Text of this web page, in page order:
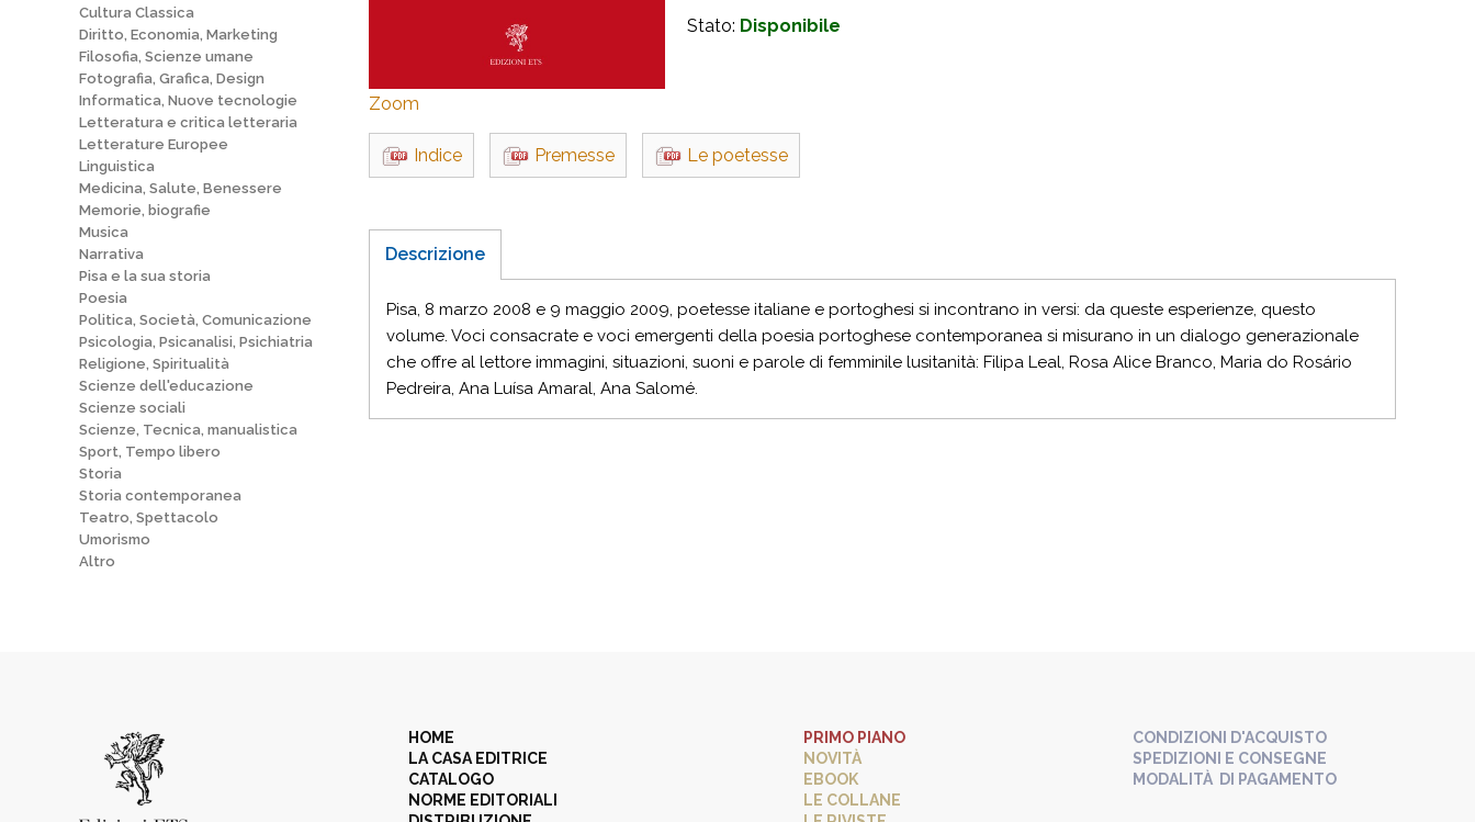
Cultura Classica
Diritto, Economia, Marketing
Filosofia, Scienze umane
Fotografia, Grafica, Design
Informatica, Nuove tecnologie
Letteratura e critica letteraria
Letterature Europee
Linguistica
Medicina, Salute, Benessere
Memorie, biografie
Musica
Narrativa
Pisa e la sua storia
Poesia
Politica, Società, Comunicazione
Psicologia, Psicanalisi, Psichiatria
Religione, Spiritualità
Scienze dell'educazione
Scienze sociali
Scienze, Tecnica, manualistica
Sport, Tempo libero
Storia
Storia contemporanea
Teatro, Spettacolo
Umorismo
Altro
Zoom
Stato: Disponibile
Indice Premesse Le poetesse
Descrizione
Pisa, 8 marzo 2008 e 9 maggio 2009, poetesse italiane e portoghesi si incontrano in versi: da queste esperienze, questo
volume. Voci consacrate e voci emergenti della poesia portoghese contemporanea si misurano in un dialogo generazionale
che offre al lettore immagini, situazioni, suoni e parole di femminile lusitanità: Filipa Leal, Rosa Alice Branco, Maria do Rosário
Pedreira, Ana Luísa Amaral, Ana Salomé.
HOME
LA CASA EDITRICE
CATALOGO
NORME EDITORIALI
PRIMO PIANO
NOVITÀ
EBOOK
LE COLLANE
CONDIZIONI D'ACQUISTO
SPEDIZIONI E CONSEGNE
MODALITÀ DI PAGAMENTO